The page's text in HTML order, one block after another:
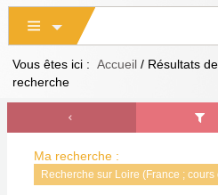
Vous êtes ici : Accueil / Résultats
recherche
Ma recherche :
Recherche sur Loire (France ;